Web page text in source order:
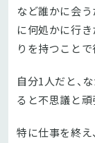
など誰かに会
に何処かに行
りを持つこと
自分1人だと、
ると不思議と頑
特に仕事を終え